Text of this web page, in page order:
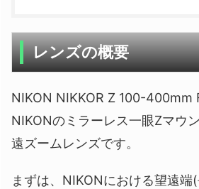
レンズの概要
NIKON NIKKOR Z 100-400mm
NIKONのミラーレス一眼Zマウ
遠ズームレンズです。
まずは、NIKONにおける望遠